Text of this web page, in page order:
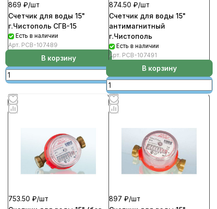
869 ₽/шт
Счетчик для воды 15"
г.Чистополь СГВ-15
Есть в наличии
Арт. РСВ-107489
В корзину
874.50 ₽/шт
Счетчик для воды 15"
антимагнитный
г.Чистополь
Есть в наличии
Арт. РСВ-107491
В корзину
753.50 ₽/шт
897 ₽/шт